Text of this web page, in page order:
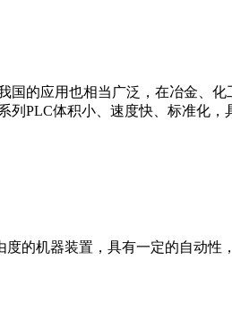
国的应用也相当广泛，在冶金、
列PLC体积小、速度快、标准化
的机器装置，具有一定的自动